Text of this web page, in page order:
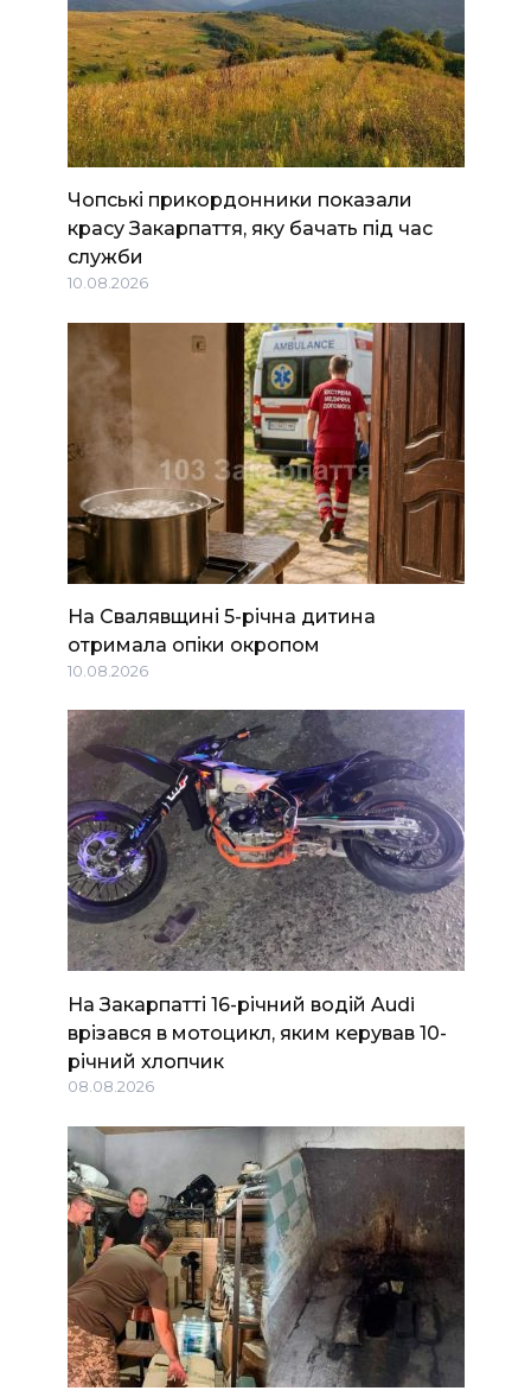
Чопські прикордонники показали
красу Закарпаття, яку бачать під час
служби
10.08.2026
На Свалявщині 5-річна дитина
отримала опіки окропом
10.08.2026
На Закарпатті 16-річний водій Audi
врізався в мотоцикл, яким керував 10-
річний хлопчик
08.08.2026